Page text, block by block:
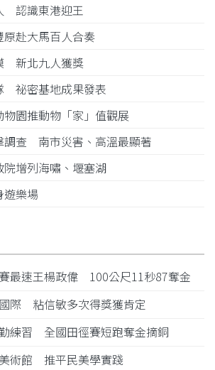
認識東港迎王
赴大馬百人合奏
新北九人獲獎
祕密基地成果發表
園推動物「家」值觀展
調查 南市災害、高溫最顯著
增列海嘯、堰塞湖
遊樂場
最速王楊政偉 100公尺11秒87奪金
際 粘信敏多次得獎獲肯定
練習 全國田徑賽短跑奪金摘銅
術館 推平民美學實踐